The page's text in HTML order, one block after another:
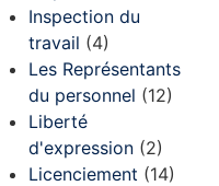
Inspection du
travail (4)
Les Représentants
du personnel (12)
Liberté
d'expression (2)
Licenciement (14)